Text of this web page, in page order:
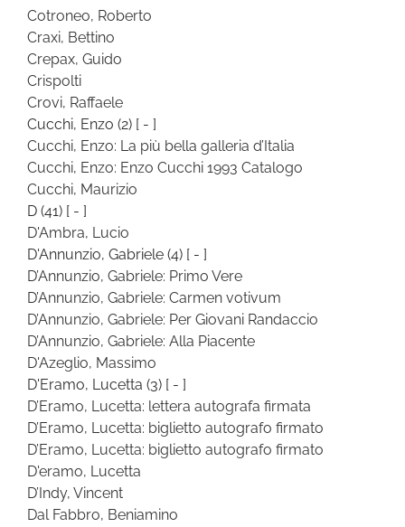
Cotroneo, Roberto
Craxi, Bettino
Crepax, Guido
Crispolti
Crovi, Raffaele
Cucchi, Enzo (2) [ - ]
Cucchi, Enzo: La più bella galleria d’Italia
Cucchi, Enzo: Enzo Cucchi 1993 Catalogo
Cucchi, Maurizio
D (41) [ - ]
D'Ambra, Lucio
D'Annunzio, Gabriele (4) [ - ]
D’Annunzio, Gabriele: Primo Vere
D’Annunzio, Gabriele: Carmen votivum
D’Annunzio, Gabriele: Per Giovani Randaccio
D’Annunzio, Gabriele: Alla Piacente
D'Azeglio, Massimo
D'Eramo, Lucetta (3) [ - ]
D’Eramo, Lucetta: lettera autografa firmata
D’Eramo, Lucetta: biglietto autografo firmato
D’Eramo, Lucetta: biglietto autografo firmato
D'eramo, Lucetta
D’Indy, Vincent
Dal Fabbro, Beniamino